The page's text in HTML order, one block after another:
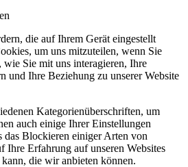
die auf Ihrem Gerät eingestellt
um uns mitzuteilen, wenn Sie
wie Sie mit uns interagieren, Ihre
und Ihre Beziehung zu unserer Website
Kategorienüberschriften, um
auch einige Ihrer Einstellungen
das Blockieren einiger Arten von
Ihre Erfahrung auf unseren Websites
die wir anbieten können.